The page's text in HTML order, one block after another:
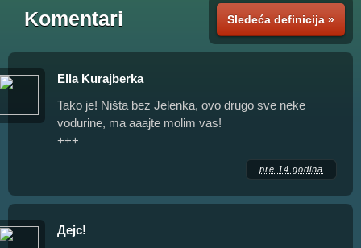
Sledeća definicija »
Komentari
Ella Kurajberka
Tako je! Ništa bez Jelenka, ovo drugo sve neke
vodurine, ma aaajte molim vas!
+++
pre 14 godina
Дејс!